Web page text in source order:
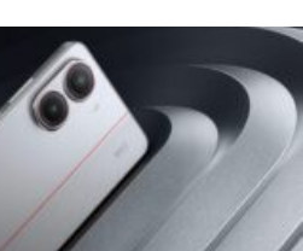
kết hợp
ống dẫn khí thẳng
thất thoát năng lượng.
hiệu quả trên: